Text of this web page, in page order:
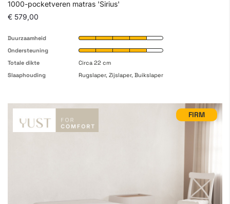
1000-pocketveren matras 'Sirius'
€ 579,00
Duurzaamheid
Ondersteuning
Totale dikte
Circa 22 cm
Slaaphouding
Rugslaper, Zijslaper, Buikslaper
FIRM